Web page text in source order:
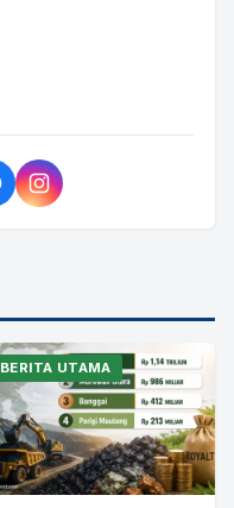
BERITA UTAMA